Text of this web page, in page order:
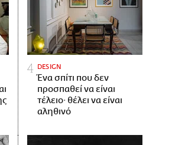
DESIGN
Ένα σπίτι που δεν
προσπαθεί να είναι
τέλειο· θέλει να είναι
αληθινό